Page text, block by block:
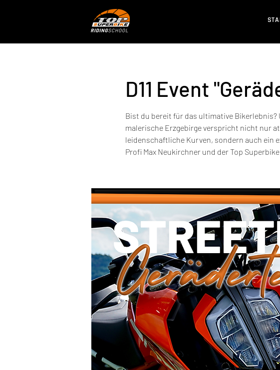
D11 Event
Bist du bereit für das ultimative
malerische Erzgebirge verspricht nicht nur
leidenschaftliche Kurven, sondern auch ein
Profi Max Neukirchner und der Top